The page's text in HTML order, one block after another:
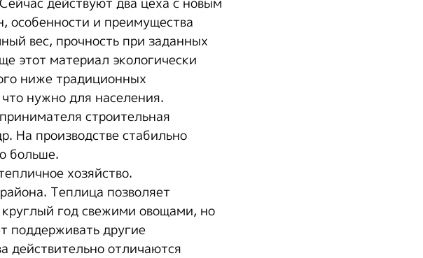
особенности и преимущества
вес, прочность при заданных
этот материал экологически
ниже традиционных
нужно для населения.
строительная
На производстве стабильно
больше.
хозяйство.
Теплица позволяет
год свежими овощами, но
поддерживать другие
действительно отличаются